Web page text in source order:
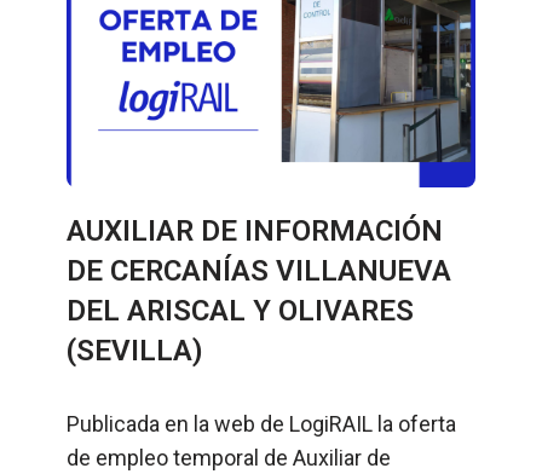
AUXILIAR DE INFORMACIÓN
DE CERCANÍAS VILLANUEVA
DEL ARISCAL Y OLIVARES
(SEVILLA)
Publicada en la web de LogiRAIL la oferta
de empleo temporal de Auxiliar de